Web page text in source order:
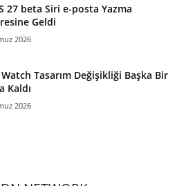
27 beta Siri e-posta Yazma
Geldi
2026
Tasarım Değişikliği Başka Bir
Kaldı
2026